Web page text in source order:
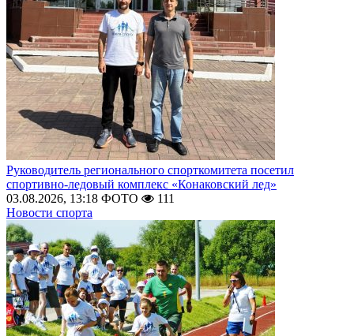
Руководитель регионального спорткомитета посетил
спортивно-ледовый комплекс «Конаковский лед»
03.08.2026, 13:18 ФОТО
111
Новости спорта